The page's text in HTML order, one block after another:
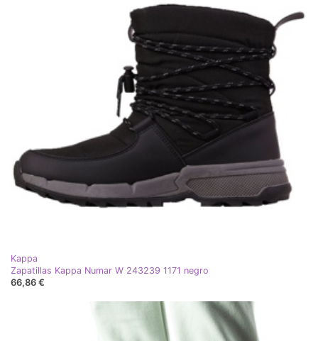
Kappa
Zapatillas Kappa Numar W 243239 1171 negro
66,86 €